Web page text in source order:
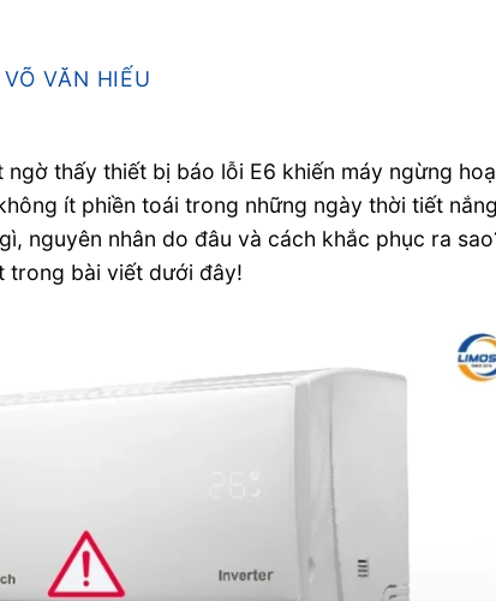
VÕ VĂN HIẾU
ngờ thấy thiết bị báo lỗi E6 khiến máy ngừng
ít phiền toái trong những ngày thời tiết
nguyên nhân do đâu và cách khắc phục ra
trong bài viết dưới đây!